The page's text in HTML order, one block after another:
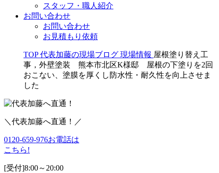
スタッフ・職人紹介
お問い合わせ
お問い合わせ
お見積もり依頼
TOP 代表加藤の現場ブログ 現場情報 屋根塗り替え工
事，外壁塗装 熊本市北区K様邸 屋根の下塗りを2回
おこない、塗膜を厚くし防水性・耐久性を向上させま
した
＼代表加藤へ直通！／
0120-659-976お電話は
こちら!
[受付]8:00～20:00